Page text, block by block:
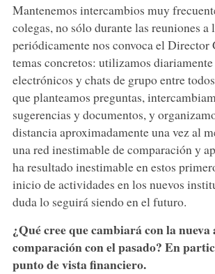
Mantenemos intercambios muy
colegas, no sólo durante las reuniones a
periódicamente nos convoca el Director
temas concretos: utilizamos
electrónicos y chats de grupo entre
que planteamos preguntas,
sugerencias y documentos, y
distancia aproximadamente una vez al
una red inestimable de comparación y
ha resultado inestimable en estos
inicio de actividades en los nuevos
duda lo seguirá siendo en el futuro.
¿Qué cree que cambiará con la
comparación con el pasado? En
punto de vista financiero.